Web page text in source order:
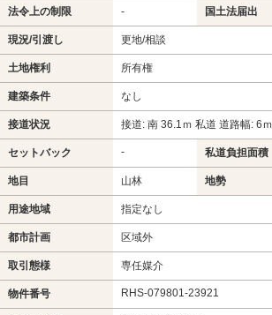
法令上の制限 - 国土法届出
現況/引渡し 更地/相談
土地権利 所有権
建築条件 なし
接道状況 接道: 南 36.1ｍ 私道 道路幅: 6ｍ
セットバック - 私道負担面積
地目 山林 地勢
用途地域 指定なし
都市計画 区域外
取引態様 専任媒介
物件番号 RHS-079801-23921